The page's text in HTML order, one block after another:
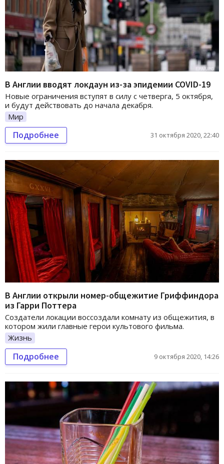
В Англии вводят локдаун из-за эпидемии COVID-19
Новые ограничения вступят в силу с четверга, 5 октября,
и будут действовать до начала декабря.
Мир
Подробнее 31 октября 2020, 22:40
В Англии открыли номер-общежитие Гриффиндора
из Гарри Поттера
Создатели локации воссоздали комнату из общежития, в
котором жили главные герои культового фильма.
Жизнь
Подробнее 9 октября 2020, 14:26